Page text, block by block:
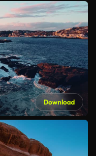
Download